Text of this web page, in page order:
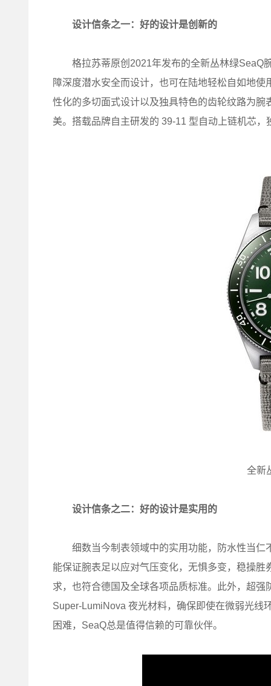
设计信条之一：好的设计是创新的
格拉苏蒂原创2021年发布的全新丛林绿SeaQ
障深度潜水安全而设计，也可在陆地轻松自如地
性化的多切面式设计以及独具特色的齿轮纹路为
美。搭载品牌自主研发的 39-11 型自动上链机芯
全新
设计信条之二：好的设计是实用的
细数当今制表领域中的实用功能，防水性当仁
能保证腕表足以应对气压变化，无惧多变，稳操
求，也符合德国及全球各项品质标准。此外，超
Super-LumiNova 夜光材料，确保即使在微弱光线
困难，SeaQ总是值得信赖的可靠伙伴。